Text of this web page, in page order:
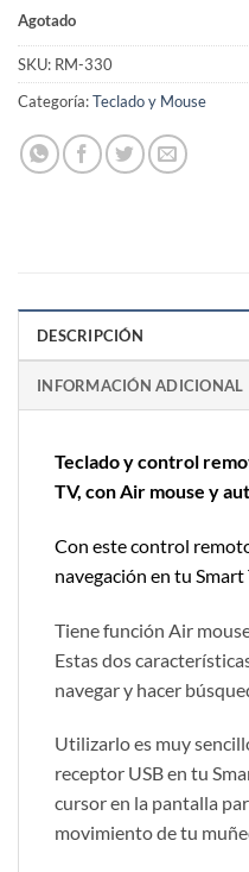
Agotado
SKU: RM-330
Categoría:Teclado y Mouse
DESCRIPCIÓN
INFORMACIÓN ADICIONAL
Teclado y control
TV, con Air mouse y
Con este control
navegación en tu Smart
Tiene función Air
Estas dos
navegar y hacer
Utilizarlo es muy
receptor USB en tu
cursor en la pantalla
movimiento de tu